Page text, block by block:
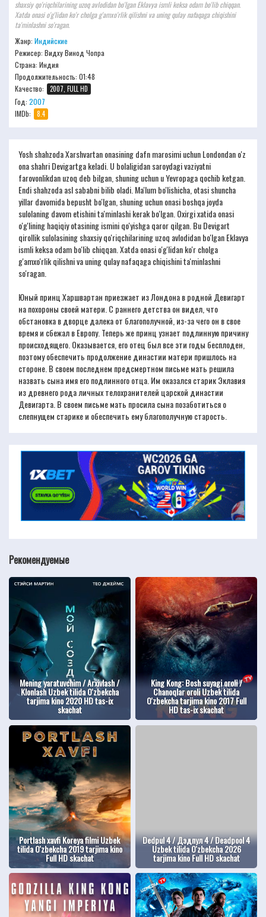
shaxsiy qo'riqchilarining uzoq avlodidan bo'lgan Eklavya ismli keksa odam bo'lib chiqqan.
Xatda onasi o'g'lidan ko'r cholga g'amxo'rlik qilishni va uning qulay nafaqaga chiqishini
ta'minlashni so'ragan.
Жанр: Индийские
Режисер: Видху Винод Чопра
Страна: Индия
Продолжительность: 01:48
Качество:
2007, FULL HD
Год: 2007
IMDb:
8.4
Yosh shahzoda Xarshvartan onasining dafn marosimi uchun Londondan o'z
ona shahri Devigartga keladi. U bolaligidan saroydagi vaziyatni
farovonlikdan uzoq deb bilgan, shuning uchun u Yevropaga qochib ketgan.
Endi shahzoda asl sababni bilib oladi. Ma'lum bo'lishicha, otasi shuncha
yillar davomida bepusht bo'lgan, shuning uchun onasi boshqa joyda
sulolaning davom etishini ta'minlashi kerak bo'lgan. Oxirgi xatida onasi
o'g'lining haqiqiy otasining ismini qo'yishga qaror qilgan. Bu Devigart
qirollik sulolasining shaxsiy qo'riqchilarining uzoq avlodidan bo'lgan Eklavya
ismli keksa odam bo'lib chiqqan. Xatda onasi o'g'lidan ko'r cholga
g'amxo'rlik qilishni va uning qulay nafaqaga chiqishini ta'minlashni
so'ragan.
Юный принц Харшвартан приезжает из Лондона в родной Девигарт
на похороны своей матери. С раннего детства он видел, что
обстановка в дворце далека от благополучной, из-за чего он в свое
время и сбежал в Европу. Теперь же принц узнает подлинную причину
происходящего. Оказывается, его отец был все эти годы бесплоден,
поэтому обеспечить продолжение династии матери пришлось на
стороне. В своем последнем предсмертном письме мать решила
назвать сына имя его подлинного отца. Им оказался старик Эклавия
из древнего рода личных телохранителей царской династии
Девигарта. В своем письме мать просила сына позаботиться о
слепнущем старике и обеспечить ему благополучную старость.
Рекомендуемые
Mening yaratuvchim / Arxivlash /
Klonlash Uzbek tilida O'zbekcha
tarjima kino 2020 HD tas-ix
skachat
King Kong: Bosh suyagi oroli /
Chanoqlar oroli Uzbek tilida
O'zbekcha tarjima kino 2017 Full
HD tas-ix skachat
Portlash xavfi Koreya filmi Uzbek
tilida O'zbekcha 2019 tarjima kino
Full HD skachat
Dedpul 4 / Дэдпул 4 / Deadpool 4
Uzbek tilida O'zbekcha 2026
tarjima kino Full HD skachat